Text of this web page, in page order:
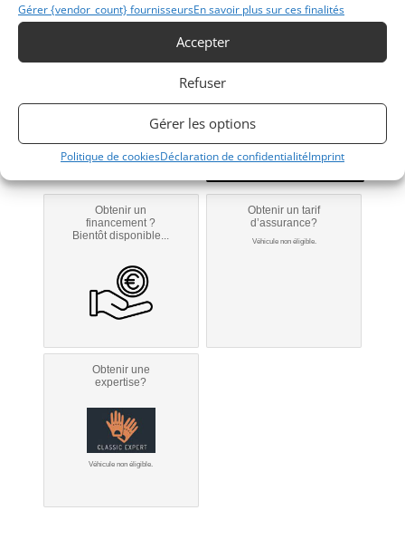
Gérer {vendor_count} fournisseursEn savoir plus sur ces finalités
Accepter
Refuser
Gérer les options
Politique de cookiesDéclaration de confidentialitéImprint
1976
Modifier mon annonce
Obtenir un
financement ?
Bientôt disponible...
Obtenir un tarif
d’assurance?
Véhicule non éligible.
Obtenir une
expertise?
Véhicule non éligible.